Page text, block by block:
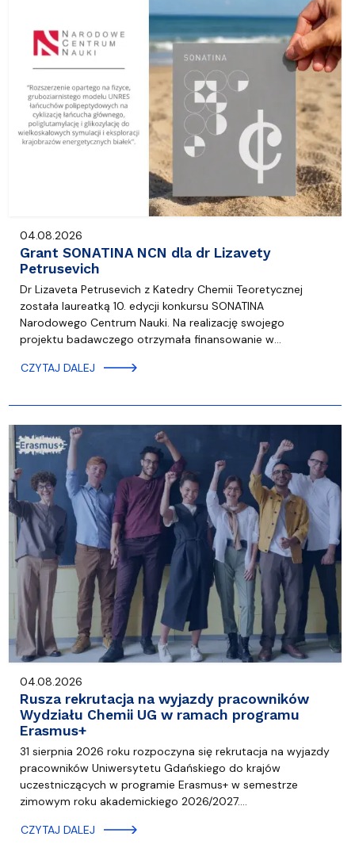
04.08.2026
Grant SONATINA NCN dla dr Lizavety
Petrusevich
Dr Lizaveta Petrusevich z Katedry Chemii Teoretycznej
została laureatką 10. edycji konkursu SONATINA
Narodowego Centrum Nauki. Na realizację swojego
projektu badawczego otrzymała finansowanie w…
CZYTAJ DALEJ
04.08.2026
Rusza rekrutacja na wyjazdy pracowników
Wydziału Chemii UG w ramach programu
Erasmus+
31 sierpnia 2026 roku rozpoczyna się rekrutacja na wyjazdy
pracowników Uniwersytetu Gdańskiego do krajów
uczestniczących w programie Erasmus+ w semestrze
zimowym roku akademickiego 2026/2027.…
CZYTAJ DALEJ